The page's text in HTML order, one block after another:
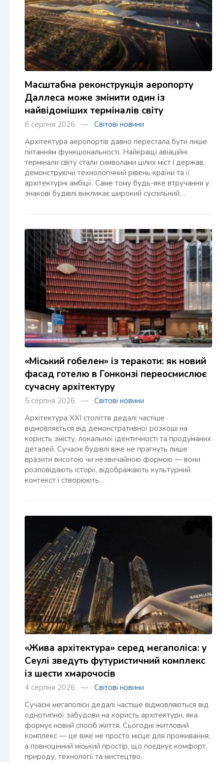
Масштабна реконструкція аеропорту
Даллеса може змінити один із
найвідоміших терміналів світу
6 серпня 2026 — Світові новини
Архітектура аеропортів давно перестала бути лише
питанням функціональності. Найкращі авіаційні
термінали світу стали символами цілих міст і держав,
демонструючи технологічний рівень країни та її
архітектурні амбіції. Саме тому будь-яке втручання у
знакові будівлі викликає широкий суспільний…
«Міський гобелен» із теракоти: як новий
фасад готелю в Гонконзі переосмислює
сучасну архітектуру
5 серпня 2026 — Світові новини
Архітектура XXI століття дедалі частіше
відмовляється від демонстративної розкоші на
користь змісту, локальної ідентичності та продуманих
деталей. Сучасні будівлі вже не прагнуть лише
вразити висотою чи незвичайною формою — вони
розповідають історії, відображають культурний
контекст і створюють…
«Жива архітектура» серед мегаполіса: у
Сеулі зведуть футуристичний комплекс
із шести хмарочосів
4 серпня 2026 — Світові новини
Сучасні мегаполіси дедалі частіше відмовляються від
однотипної забудови на користь архітектури, яка
формує новий спосіб життя. Сьогодні житловий
комплекс — це вже не просто місце для проживання,
а повноцінний міський простір, що поєднує комфорт,
природу, технології та мистецтво.